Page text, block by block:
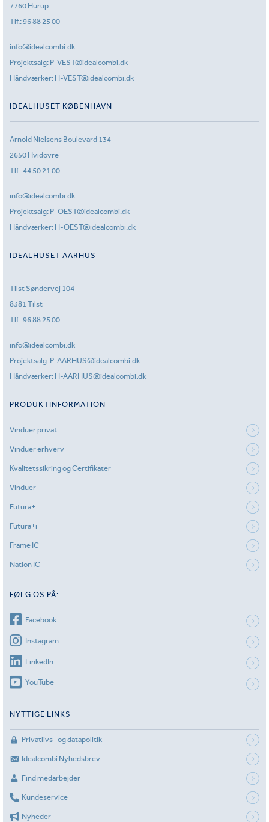
7760 Hurup
Tlf.:96 88 25 00
info@idealcombi.dk
Projektsalg: P-VEST@idealcombi.dk
Håndværker: H-VEST@idealcombi.dk
IDEALHUSET KØBENHAVN
Arnold Nielsens Boulevard 134
2650 Hvidovre
Tlf.:44 50 21 00
info@idealcombi.dk
Projektsalg: P-OEST@idealcombi.dk
Håndværker: H-OEST@idealcombi.dk
IDEALHUSET AARHUS
Tilst Søndervej 104
8381 Tilst
Tlf.:96 88 25 00
info@idealcombi.dk
Projektsalg: P-AARHUS@idealcombi.dk
Håndværker: H-AARHUS@idealcombi.dk
PRODUKTINFORMATION
Vinduer privat
Vinduer erhverv
Kvalitetssikring og Certifikater
Vinduer
Futura+
Futura+i
Frame IC
Nation IC
FØLG OS PÅ:
Facebook
Instagram
LinkedIn
YouTube
NYTTIGE LINKS
Privatlivs- og datapolitik
Idealcombi Nyhedsbrev
Find medarbejder
Kundeservice
Nyheder